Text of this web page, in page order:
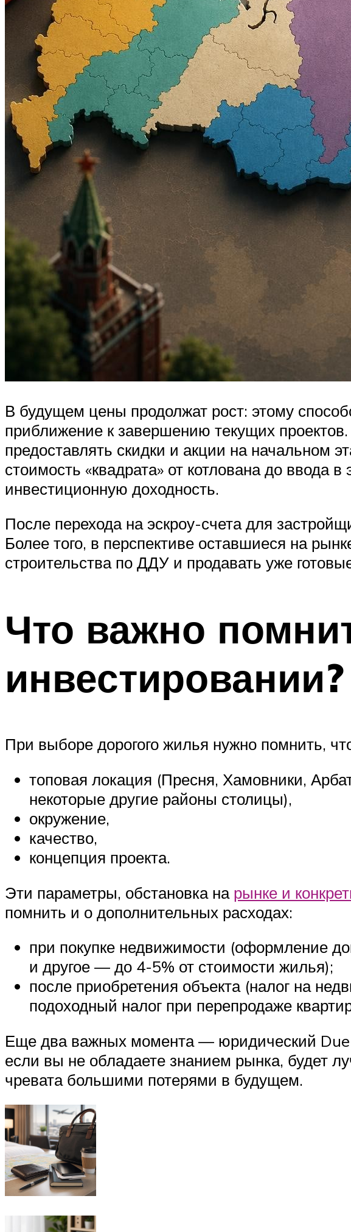
В будущем цены продолжат рост: этому
приближение к завершению текущих
предоставлять скидки и акции на начальном
стоимость «квадрата» от котлована до
инвестиционную доходность.
После перехода на эскроу-счета для
Более того, в перспективе оставшиеся на
строительства по ДДУ и продавать уже
Что важно
инвестировании?
При выборе дорогого жилья нужно помнить,
топовая локация (Пресня, Хамовники,
некоторые другие районы столицы),
окружение,
качество,
концепция проекта.
Эти параметры, обстановка на рынке и
помнить и о дополнительных расходах:
при покупке недвижимости (оформление
и другое — до 4-5% от стоимости жилья);
после приобретения объекта (налог на
подоходный налог при перепродаже
Еще два важных момента — юридический Due
если вы не обладаете знанием рынка, будет
чревата большими потерями в будущем.